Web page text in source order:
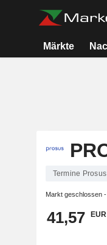
Märkte
Termine
Markt geschlossen -
41,57 EUR